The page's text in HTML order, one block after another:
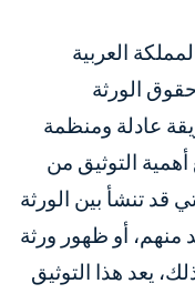
العربية
الورثة
عادلة ومنظمة
أهمية التوثيق من
قد تنشأ بين الورثة
أو ظهور ورثة
يعد هذا التوثيق